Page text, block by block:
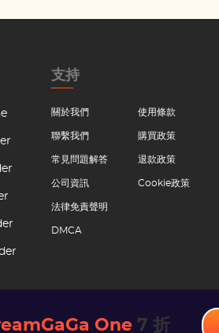
One 7 折
支持
關於我們
聯繫我們
常見問題解答
公司資訊
法律免責聲明
DMCA
使用條款
購買政策
退款政策
Cookie政策